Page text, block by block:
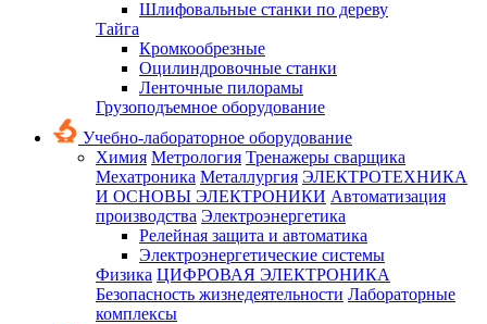
Шлифовальные станки по дереву
Тайга
Кромкообрезные
Оцилиндровочные станки
Ленточные пилорамы
Грузоподъемное оборудование
Учебно-лабораторное оборудование
Химия Метрология Тренажеры сварщика
Мехатроника Металлургия ЭЛЕКТРОТЕХНИКА
И ОСНОВЫ ЭЛЕКТРОНИКИ Автоматизация
производства Электроэнергетика
Релейная защита и автоматика
Электроэнергетические системы
Физика ЦИФРОВАЯ ЭЛЕКТРОНИКА
Безопасность жизнедеятельности Лабораторные
комплексы